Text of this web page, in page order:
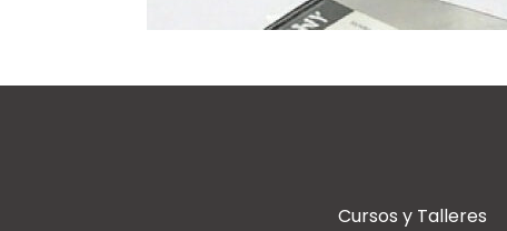
Cursos y Talleres